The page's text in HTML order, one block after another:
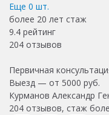
Еще 0 шт.
более 20 лет стаж
9.4 рейтинг
204 отзывов
Первичная
Выезд — от 5000 руб.
Курманов Александр
204 отзывов, стаж